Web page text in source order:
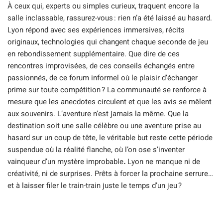
À ceux qui, experts ou simples curieux, traquent encore la
salle inclassable, rassurez-vous : rien n’a été laissé au hasard.
Lyon répond avec ses expériences immersives, récits
originaux, technologies qui changent chaque seconde de jeu
en rebondissement supplémentaire. Que dire de ces
rencontres improvisées, de ces conseils échangés entre
passionnés, de ce forum informel où le plaisir d’échanger
prime sur toute compétition ? La communauté se renforce à
mesure que les anecdotes circulent et que les avis se mêlent
aux souvenirs. L’aventure n’est jamais la même. Que la
destination soit une salle célèbre ou une aventure prise au
hasard sur un coup de tête, le véritable but reste cette période
suspendue où la réalité flanche, où l’on ose s’inventer
vainqueur d’un mystère improbable. Lyon ne manque ni de
créativité, ni de surprises. Prêts à forcer la prochaine serrure…
et à laisser filer le train-train juste le temps d’un jeu ?